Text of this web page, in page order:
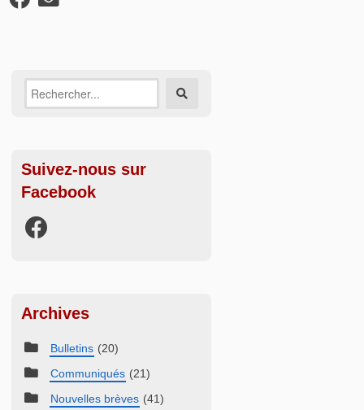
Recherche
sur:
Suivez-nous sur
Facebook
Archives
Bulletins (20)
Communiqués (21)
Nouvelles brèves (41)